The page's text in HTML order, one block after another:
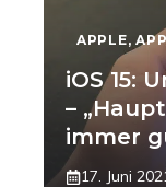
APPLE,
iOS 15:
–
immer
17. Juni